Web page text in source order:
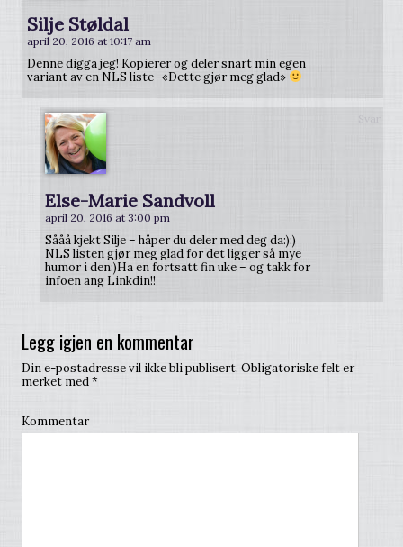
Silje Støldal
april 20, 2016 at 10:17 am
Denne digga jeg! Kopierer og deler snart min egen
variant av en NLS liste -«Dette gjør meg glad»
Else-Marie Sandvoll
april 20, 2016 at 3:00 pm
Sååå kjekt Silje – håper du deler med deg da:):)
NLS listen gjør meg glad for det ligger så mye
humor i den:)Ha en fortsatt fin uke – og takk for
infoen ang Linkdin!!
Legg igjen en kommentar
Din e-postadresse vil ikke bli publisert. Obligatoriske felt er
merket med*
Kommentar